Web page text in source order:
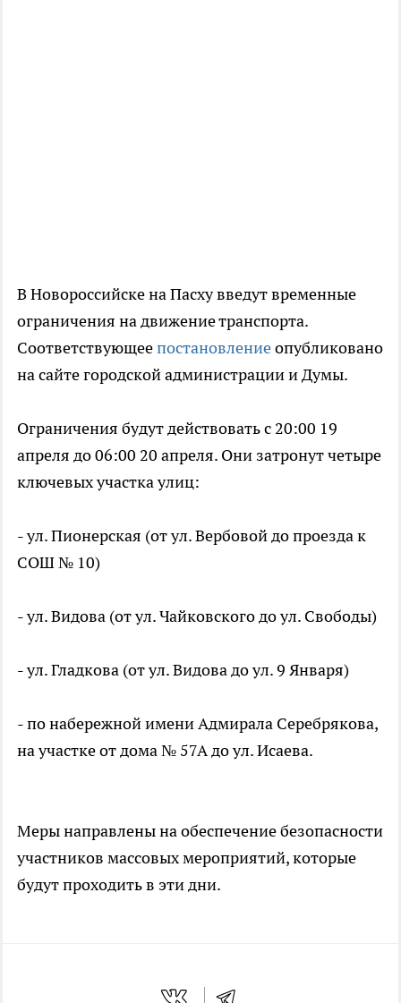
В Новороссийске на Пасху введут временные
ограничения на движение транспорта.
Соответствующеепостановлениеопубликовано
на сайте городской администрации и Думы.
Ограничения будут действовать с 20:00 19
апреля до 06:00 20 апреля. Они затронут четыре
ключевых участка улиц:
- ул. Пионерская (от ул. Вербовой до проезда к
СОШ № 10)
- ул. Видова (от ул. Чайковского до ул. Свободы)
- ул. Гладкова (от ул. Видова до ул. 9 Января)
- по набережной имени Адмирала Серебрякова,
на участке от дома № 57А до ул. Исаева.
Меры направлены на обеспечение безопасности
участников массовых мероприятий, которые
будут проходить в эти дни.